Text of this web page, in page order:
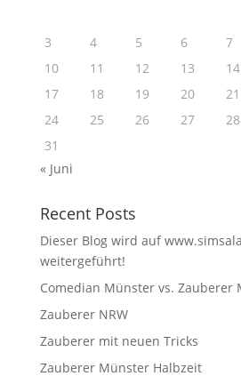
3
4 5 6 7
10
11 12 13 14
17
18 19 20 21
24
25 26 27 28
31
« Juni
Recent Posts
Dieser Blog wird auf
weitergeführt!
Comedian Münster vs. Zauberer
Zauberer NRW
Zauberer mit neuen Tricks
Zauberer Münster Halbzeit